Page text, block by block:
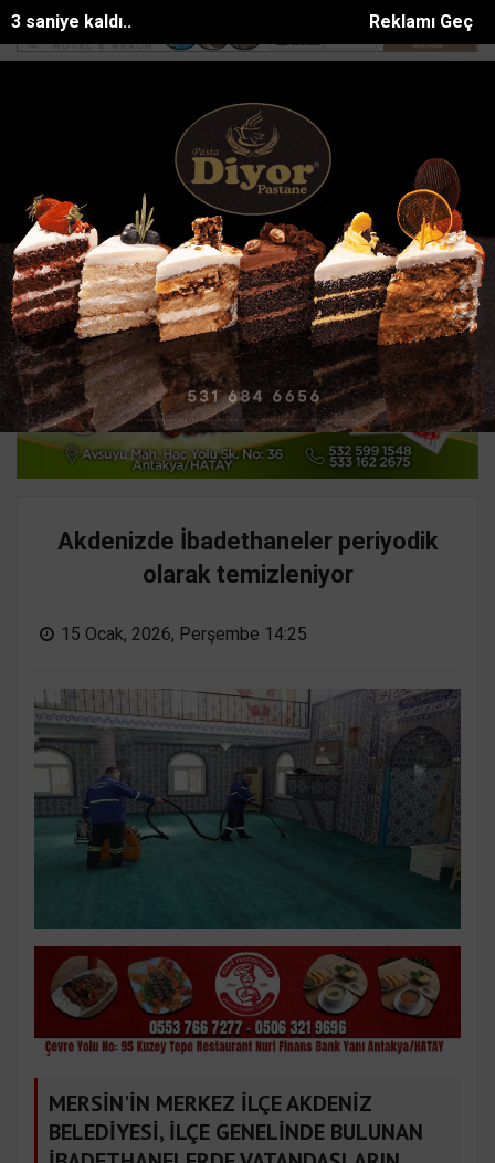
Reklamı Geç
2 saniye kaldı..
yatakhane alevlere teslim oldu Turistleri hedef alan plaj
Ana Sayfa GÜNDEM
Akdenizde İbadethaneler periyodik
olarak temizleniyor
15 Ocak, 2026, Perşembe 14:25
MERSİN'İN MERKEZ İLÇE AKDENİZ
BELEDİYESİ, İLÇE GENELİNDE BULUNAN